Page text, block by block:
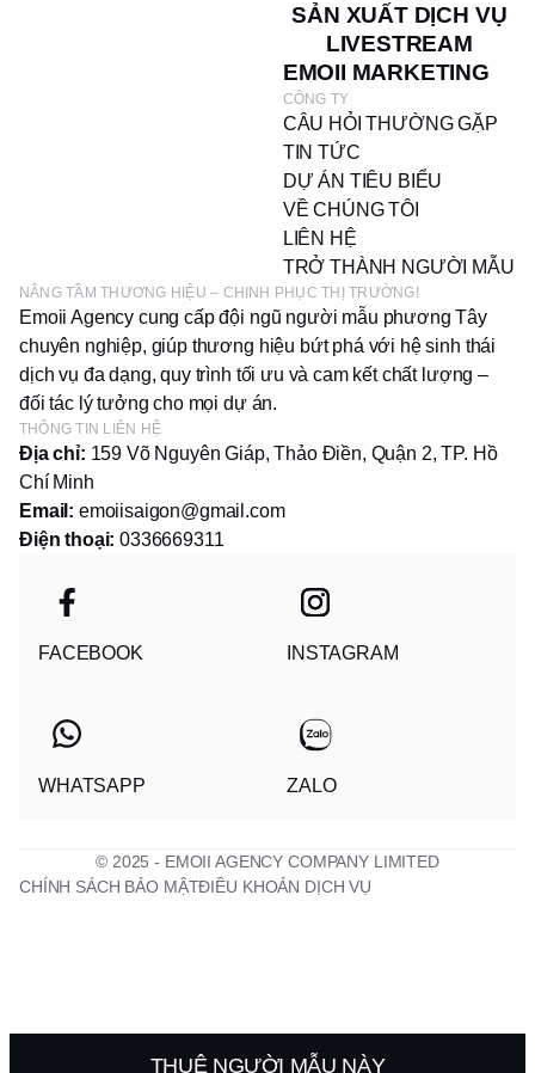
THUÊ NGƯỜI MẪU NÀY
SẢN XUẤT DỊCH VỤ
LIVESTREAM
EMOII MARKETING
CÔNG TY
CÂU HỎI THƯỜNG GẶP
TIN TỨC
DỰ ÁN TIÊU BIỂU
VỀ CHÚNG TÔI
LIÊN HỆ
TRỞ THÀNH NGƯỜI MẪU
NÂNG TẦM THƯƠNG HIỆU – CHINH PHỤC THỊ TRƯỜNG!
Emoii Agency cung cấp đội ngũ người mẫu phương Tây
chuyên nghiệp, giúp thương hiệu bứt phá với hệ sinh thái
dịch vụ đa dạng, quy trình tối ưu và cam kết chất lượng –
đối tác lý tưởng cho mọi dự án.
THÔNG TIN LIÊN HỆ
Địa chỉ: 159 Võ Nguyên Giáp, Thảo Điền, Quận 2, TP. Hồ
Chí Minh
Email: emoiisaigon@gmail.com
Điện thoại: 0336669311
FACEBOOK INSTAGRAM
WHATSAPP ZALO
© 2025 - EMOII AGENCY COMPANY LIMITED
CHÍNH SÁCH BẢO MẬTĐIỀU KHOẢN DỊCH VỤ